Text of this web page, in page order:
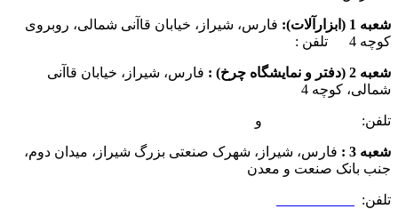
شعبه 1 (ابزارآلات):
فارس، شیراز، خیابان قاآنی شمالی، روبروی
کوچه 4 تلفن :
شعبه 2 (دفتر و نمایشگاه چرخ) :
فارس، شیراز، خیابان قاآنی
شمالی، کوچه 4
تلفن: و
شعبه 3 :
فارس، شیراز، شهرک صنعتی بزرگ شیراز، میدان دوم،
جنب بانک صنعت و معدن
تلفن: